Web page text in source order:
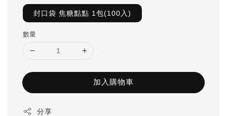
封口袋 焦糖點點 1包(100入)
數量
加入購物車
分享